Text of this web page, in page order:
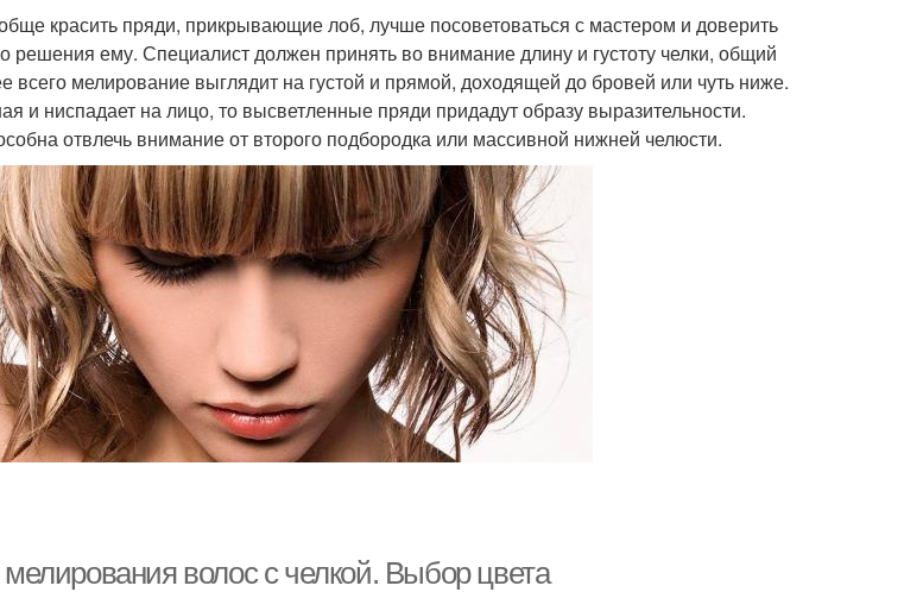
красить пряди, прикрывающие лоб, лучше посоветоваться с мастером и доверить
решения ему. Специалист должен принять во внимание длину и густоту челки, общий
всего мелирование выглядит на густой и прямой, доходящей до бровей или чуть ниже.
и ниспадает на лицо, то высветленные пряди придадут образу выразительности.
отвлечь внимание от второго подбородка или массивной нижней челюсти.
волос с челкой. Выбор цвета